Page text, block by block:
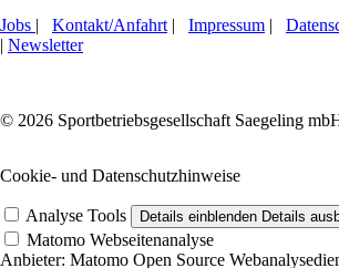
Jobs | Kontakt/Anfahrt | Impressum |
| Newsletter
© 2026 Sportbetriebsgesellschaft Saegeling
Cookie- und Datenschutzhinweise
Analyse Tools Details einblenden Details
Matomo Webseitenanalyse
Anbieter: Matomo Open Source